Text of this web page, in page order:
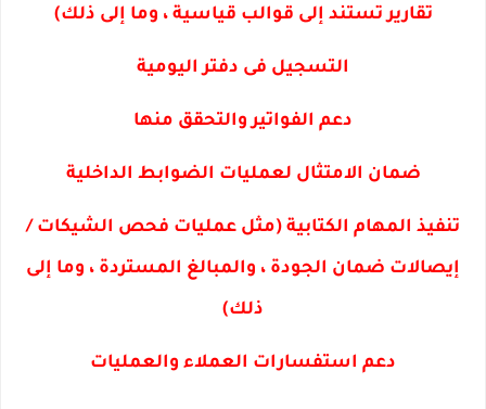
تقارير تستند إلى قوالب قياسية ، وما إلى ذلك)
التسجيل فى دفتر اليومية
دعم الفواتير والتحقق منها
ضمان الامتثال لعمليات الضوابط الداخلية
تنفيذ المهام الكتابية (مثل عمليات فحص الشيكات /
إيصالات ضمان الجودة ، والمبالغ المستردة ، وما إلى
ذلك)
دعم استفسارات العملاء والعمليات